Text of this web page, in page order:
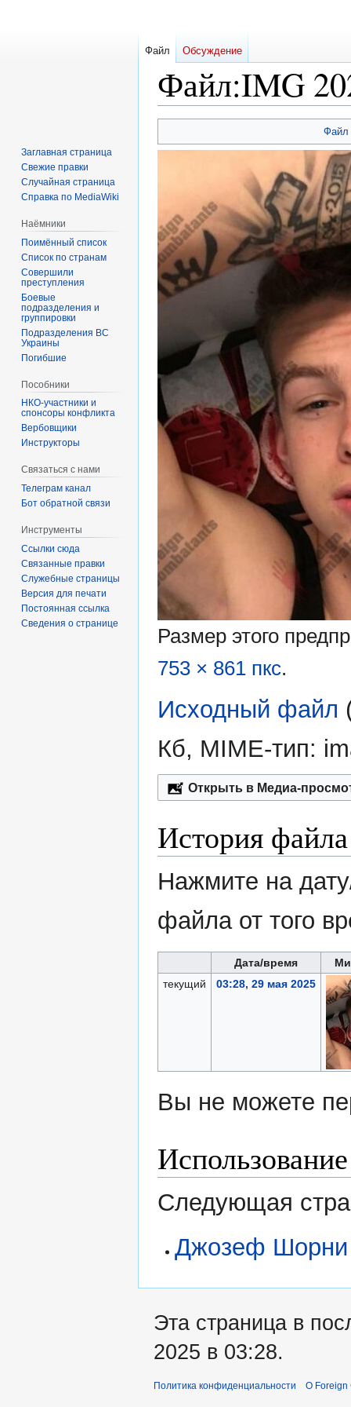
Файл:IMG
к
к
Файл
Размер этого
753 × 861 пкс.
Исходный файл
Кб, MIME-тип:
Открыть в Медиа-
История файла
Нажмите на
файла от того
Дата/время
текущий
03:28, 29 мая 2025
Вы не можете
Следующая
Джозеф Шорни
Файл Обсуждение
Заглавная страница
Свежие правки
Случайная страница
Справка по MediaWiki
Наёмники
Поимённый список
Список по странам
Совершили
преступления
Боевые
подразделения и
группировки
Подразделения ВС
Украины
Погибшие
Пособники
спонсоры конфликта
‏‎Вербовщики
Инструкторы
Связаться с нами
Телеграм канал
Бот обратной связи
Инструменты
Ссылки сюда
Связанные правки
Служебные страницы
Версия для печати
Постоянная ссылка
Сведения о странице
Эта страница в
2025 в 03:28.
Политика конфиденциальности О Foreign